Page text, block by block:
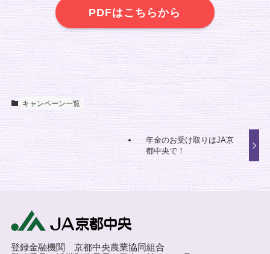
PDFはこちらから
キャンペーン一覧
年金のお受け取りはJA京
都中央で！
登録金融機関 京都中央農業協同組合